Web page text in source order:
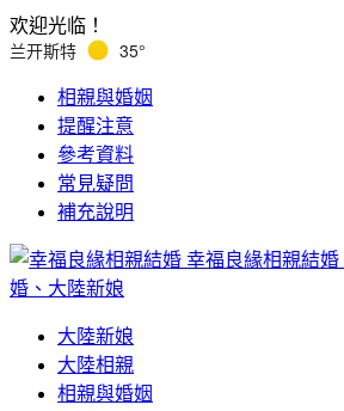
欢迎光临！
兰开斯特 35°
相親與婚姻
提醒注意
參考資料
常見疑問
補充說明
幸福良緣相親結婚
婚、大陸新娘
大陸新娘
大陸相親
相親與婚姻